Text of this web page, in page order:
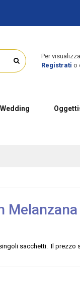
Per
Registrati o
Wedding
Melanzana
sacchetti. Il